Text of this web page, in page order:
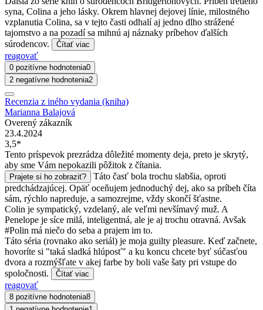
syna, Colina a jeho lásky. Okrem hlavnej dejovej línie, milostného
vzplanutia Colina, sa v tejto časti odhalí aj jedno dlho strážené
tajomstvo a na pozadí sa mihnú aj náznaky príbehov ďalších
súrodencov.
Čítať viac
reagovať
0 pozitívne hodnotenia0
2 negatívne hodnotenia2
Recenzia z iného vydania (kniha)
Marianna Balajová
Overený zákazník
23.4.2024
3,5*
Tento príspevok prezrádza dôležité momenty deja, preto je skrytý,
aby sme Vám nepokazili pôžitok z čítania.
Prajete si ho zobraziť?
Táto časť bola trochu slabšia, oproti
predchádzajúcej. Opäť oceňujem jednoduchý dej, ako sa príbeh číta
sám, rýchlo napreduje, a samozrejme, vždy skončí šťastne.
Colin je sympatický, vzdelaný, ale veľmi nevšímavý muž. A
Penelope je síce milá, inteligentná, ale je aj trochu otravná. Avšak
#Polin má niečo do seba a prajem im to.
Táto séria (rovnako ako seriál) je moja guilty pleasure. Keď začnete,
hovoríte si "taká sladká hlúposť" a ku koncu chcete byť súčasťou
dvora a rozmýšľate v akej farbe by boli vaše šaty pri vstupe do
spoločnosti.
Čítať viac
reagovať
8 pozitívne hodnotenia8